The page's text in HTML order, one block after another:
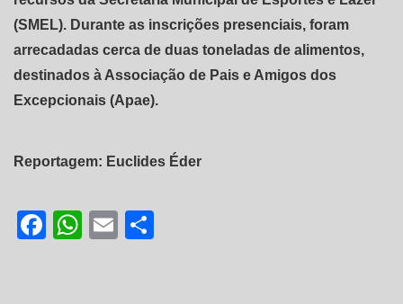
(SMEL). Durante as inscrições presenciais, foram
arrecadadas cerca de duas toneladas de alimentos,
destinados à Associação de Pais e Amigos dos
Excepcionais (Apae).
Reportagem: Euclides Éder
Facebook
WhatsApp
Email